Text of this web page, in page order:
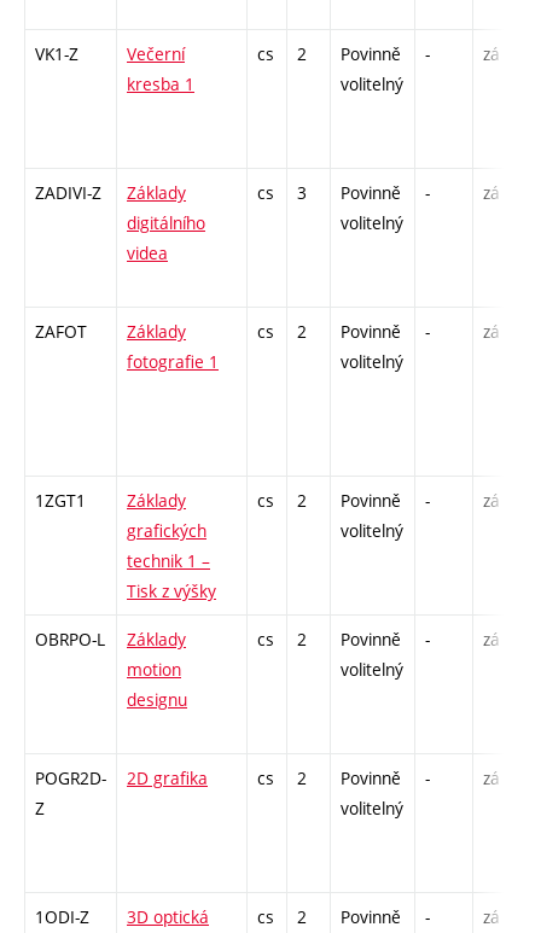
VK1-Z
Večerní
kresba 1
cs 2
Povinně
volitelný
- zá
ZADIVI-Z
Základy
digitálního
videa
cs 3
Povinně
volitelný
- zá
ZAFOT
Základy
fotografie 1
cs 2
Povinně
volitelný
- zá
1ZGT1
Základy
grafických
technik 1 –
Tisk z výšky
cs 2
Povinně
volitelný
- zá
OBRPO-L
Základy
motion
designu
cs 2
Povinně
volitelný
- zá
POGR2D-
Z
2D grafika cs 2
Povinně
volitelný
- zá
1ODI-Z
3D optická
cs 2
Povinně
- zá